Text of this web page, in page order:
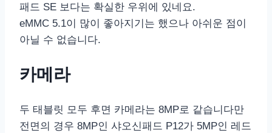
패드 SE 보다는 확실한 우위에 있네요.
eMMC 5.1이 많이 좋아지기는 했으나 아쉬운 점이
아닐 수 없습니다.
카메라
두 태블릿 모두 후면 카메라는 8MP로 같습니다만
전면의 경우 8MP인 샤오신패드 P12가 5MP인 레드